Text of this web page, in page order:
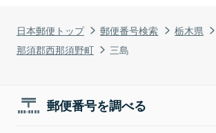
日本郵便トップ 郵便番号検索
栃木県
那須郡西那須野町
三島
郵便番号を調べる